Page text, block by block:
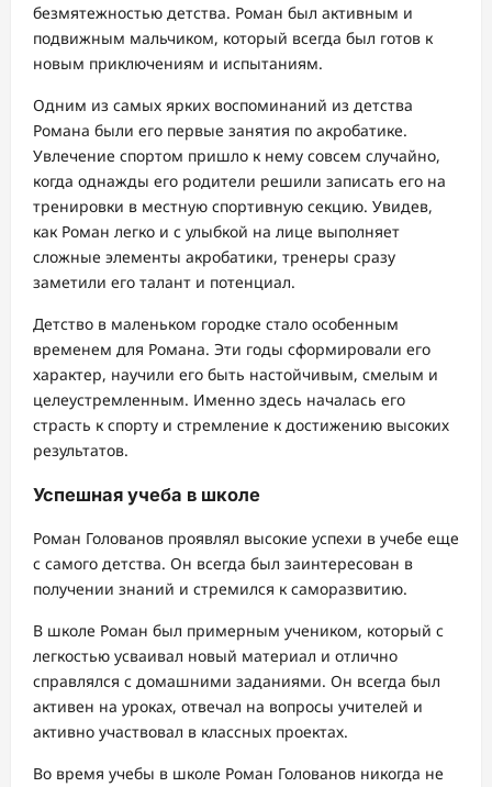
безмятежностью детства. Роман был активным и
подвижным мальчиком, который всегда был готов к
новым приключениям и испытаниям.
Одним из самых ярких воспоминаний из детства
Романа были его первые занятия по акробатике.
Увлечение спортом пришло к нему совсем случайно,
когда однажды его родители решили записать его на
тренировки в местную спортивную секцию. Увидев,
как Роман легко и с улыбкой на лице выполняет
сложные элементы акробатики, тренеры сразу
заметили его талант и потенциал.
Детство в маленьком городке стало особенным
временем для Романа. Эти годы сформировали его
характер, научили его быть настойчивым, смелым и
целеустремленным. Именно здесь началась его
страсть к спорту и стремление к достижению высоких
результатов.
Успешная учеба в школе
Роман Голованов проявлял высокие успехи в учебе еще
с самого детства. Он всегда был заинтересован в
получении знаний и стремился к саморазвитию.
В школе Роман был примерным учеником, который с
легкостью усваивал новый материал и отлично
справлялся с домашними заданиями. Он всегда был
активен на уроках, отвечал на вопросы учителей и
активно участвовал в классных проектах.
Во время учебы в школе Роман Голованов никогда не